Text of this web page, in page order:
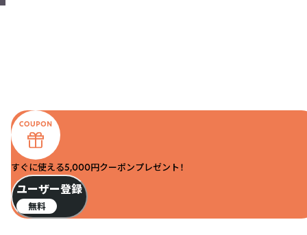
すぐに使える5,000円クーポンプレゼント！
ユーザー登録
無料